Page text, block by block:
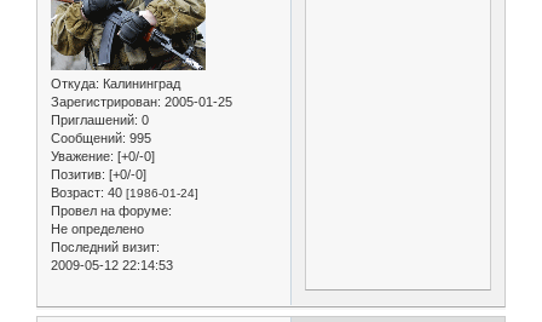
Откуда: Калининград
Зарегистрирован: 2005-01-25
Приглашений: 0
Сообщений: 995
Уважение: [+0/-0]
Позитив: [+0/-0]
Возраст: 40 [1986-01-24]
Провел на форуме:
Не определено
Последний визит:
2009-05-12 22:14:53